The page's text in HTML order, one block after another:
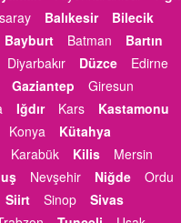
Balıkesir
Bilecik
Bayburt Batman
Bartın
Diyarbakır Düzce
Edirne
Gaziantep
Giresun
Iğdır Kars
Kastamonu
Konya
Kütahya
Karabük Kilis
Mersin
Nevşehir Niğde
Ordu
Siirt Sinop
Sivas